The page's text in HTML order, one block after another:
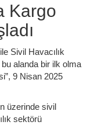
Kargo
Sivil Havacılık
alanda bir ilk olma
9 Nisan 2025
üzerinde sivil
sektörü